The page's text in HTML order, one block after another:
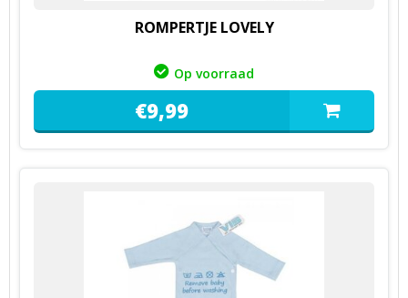
ROMPERTJE LOVELY
Op voorraad
€9,99